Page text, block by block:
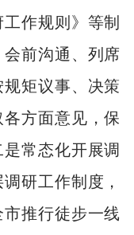
作规则》等制
前沟通、列席
矩议事、决策
方面意见，保
常态化开展调
研工作制度，
推行徒步一线